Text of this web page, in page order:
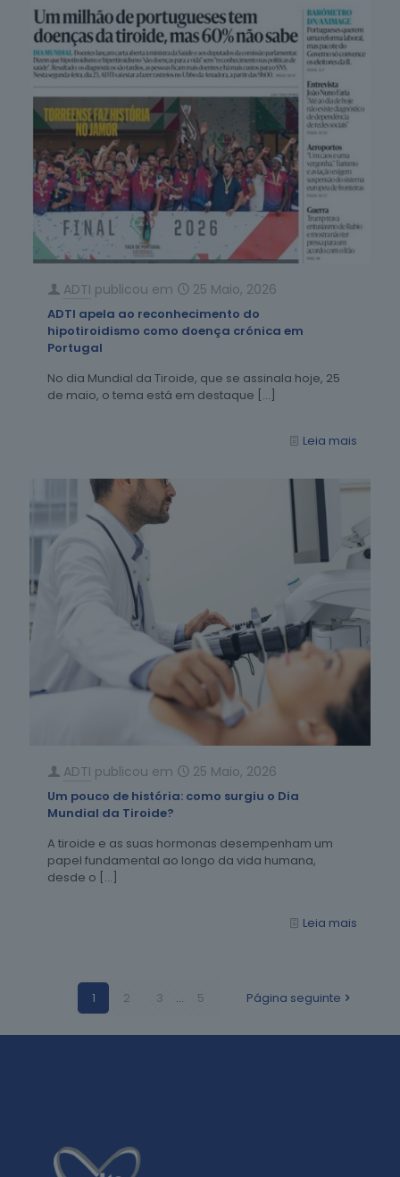
ADTI publicou em 25 Maio, 2026
ADTI apela ao reconhecimento do
hipotiroidismo como doença crónica em
Portugal
No dia Mundial da Tiroide, que se assinala hoje, 25
de maio, o tema está em destaque […]
Leia mais
ADTI publicou em 25 Maio, 2026
Um pouco de história: como surgiu o Dia
Mundial da Tiroide?
A tiroide e as suas hormonas desempenham um
papel fundamental ao longo da vida humana,
desde o […]
Leia mais
1 2 3 ... 5 Página seguinte